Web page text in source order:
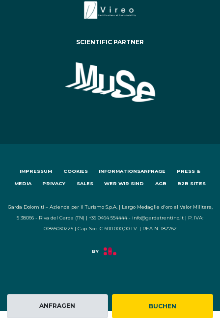
ANFRAGEN BUCHEN
SCIENTIFIC PARTNER
IMPRESSUM COOKIES INFORMATIONSANFRAGE PRESS &
MEDIA PRIVACY SALES WER WIR SIND AGB B2B SITES
Garda Dolomiti – Azienda per il Turismo S.p.A. | Largo Medaglie d'oro al Valor Militare,
5 38066 - Riva del Garda (TN) | +39 0464 554444 - info@gardatrentino.it | P. IVA:
01855030225 | Cap. Soc. € 600.000,00 I.V. | REA N. 182762